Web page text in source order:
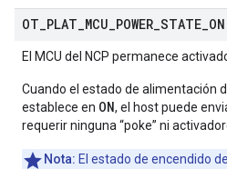
OT PLAT MCU POWER STATE ON
El MCU del NCP permanece
Cuando el estado de alimentación
establece en ON, el host puede
requerir ninguna “poke” ni
Nota: El estado de encendido del